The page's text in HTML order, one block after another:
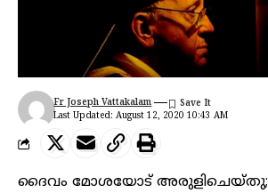
Last Updated: August 12, 2020 10:43 AM
Fr Joseph Vattakalam
ദൈവം മോശയോട് അരുളിചെയ്തു;